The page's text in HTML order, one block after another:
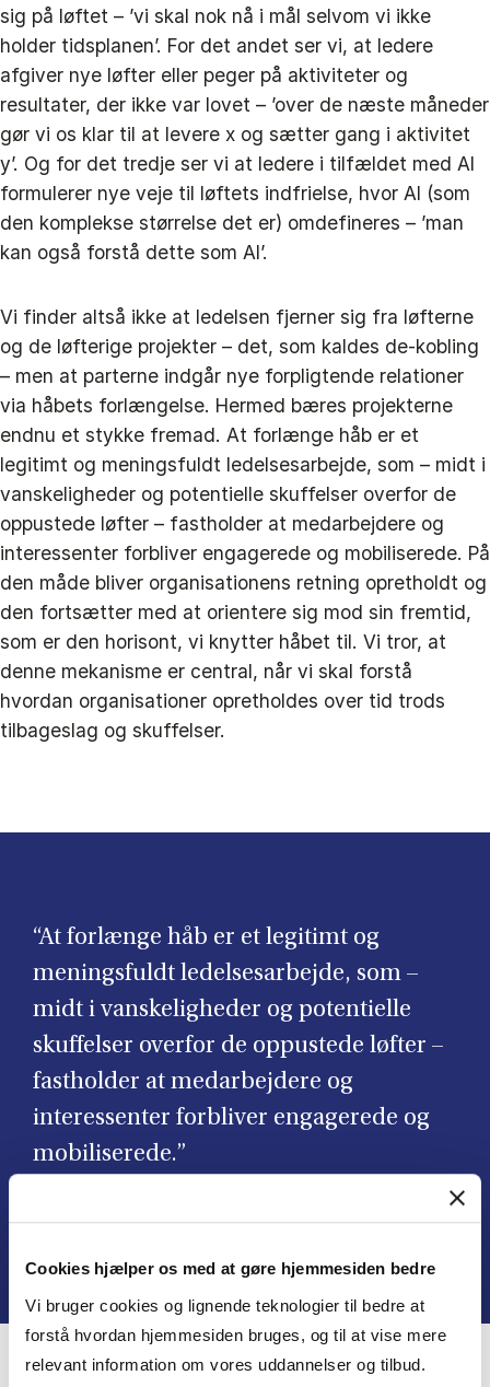
Cookies hjælper os med at gøre hjemmesiden bedre
Vi bruger cookies og lignende teknologier til bedre at
forstå hvordan hjemmesiden bruges, og til at vise mere
relevant information om vores uddannelser og tilbud.
sig på løftet – ’vi skal nok nå i mål selvom vi ikke
holder tidsplanen’. For det andet ser vi, at ledere
afgiver nye løfter eller peger på aktiviteter og
resultater, der ikke var lovet – ’over de næste måneder
gør vi os klar til at levere x og sætter gang i aktivitet
y’. Og for det tredje ser vi at ledere i tilfældet med AI
formulerer nye veje til løftets indfrielse, hvor AI (som
den komplekse størrelse det er) omdefineres – ’man
kan også forstå dette som AI’.
Vi finder altså ikke at ledelsen fjerner sig fra løfterne
og de løfterige projekter – det, som kaldes de-kobling
– men at parterne indgår nye forpligtende relationer
via håbets forlængelse. Hermed bæres projekterne
endnu et stykke fremad. At forlænge håb er et
legitimt og meningsfuldt ledelsesarbejde, som – midt i
vanskeligheder og potentielle skuffelser overfor de
oppustede løfter – fastholder at medarbejdere og
interessenter forbliver engagerede og mobiliserede. På
den måde bliver organisationens retning opretholdt og
den fortsætter med at orientere sig mod sin fremtid,
som er den horisont, vi knytter håbet til. Vi tror, at
denne mekanisme er central, når vi skal forstå
hvordan organisationer opretholdes over tid trods
tilbageslag og skuffelser.
“At forlænge håb er et legitimt og
meningsfuldt ledelsesarbejde, som –
midt i vanskeligheder og potentielle
skuffelser overfor de oppustede løfter –
fastholder at medarbejdere og
interessenter forbliver engagerede og
mobiliserede.”
Ursula Plesner & Frank Meier